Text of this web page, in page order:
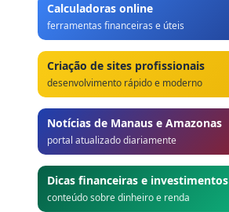
Calculadoras online
ferramentas financeiras e úteis
Criação de sites profissionais
desenvolvimento rápido e moderno
Notícias de Manaus e Amazonas
portal atualizado diariamente
Dicas financeiras e investimentos
conteúdo sobre dinheiro e renda